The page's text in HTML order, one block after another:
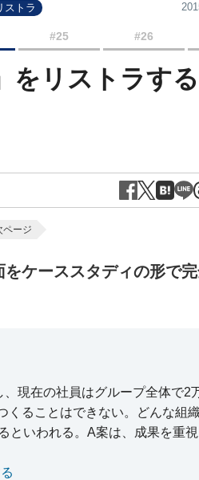
ストラ
#25 #26
リストラする
ページ
ケーススタディの形で完
現在の社員はグループ全体で2
くることはできない。どんな組
といわれる。A案は、成果を重